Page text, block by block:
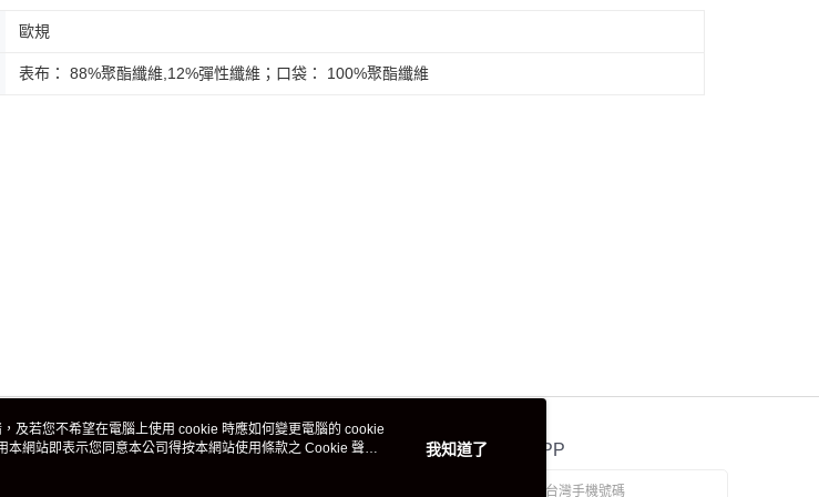
歐規
表布： 88%聚酯纖維,12%彈性纖維；口袋： 100%聚酯纖維
客服資訊 官方APP
及若您不希望在電腦上使用 cookie 時應如何變更電腦的 cookie
本網站即表示您同意本公司得按本網站使用條款之 Cookie 聲明
我知道了